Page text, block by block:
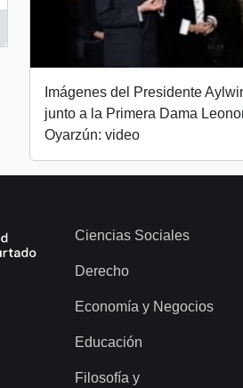
Imágenes del Presidente
junto a la Primera Dama
Oyarzún: video
Ciencias Sociales
Derecho
Economía y Negocios
Educación
Filosofía y